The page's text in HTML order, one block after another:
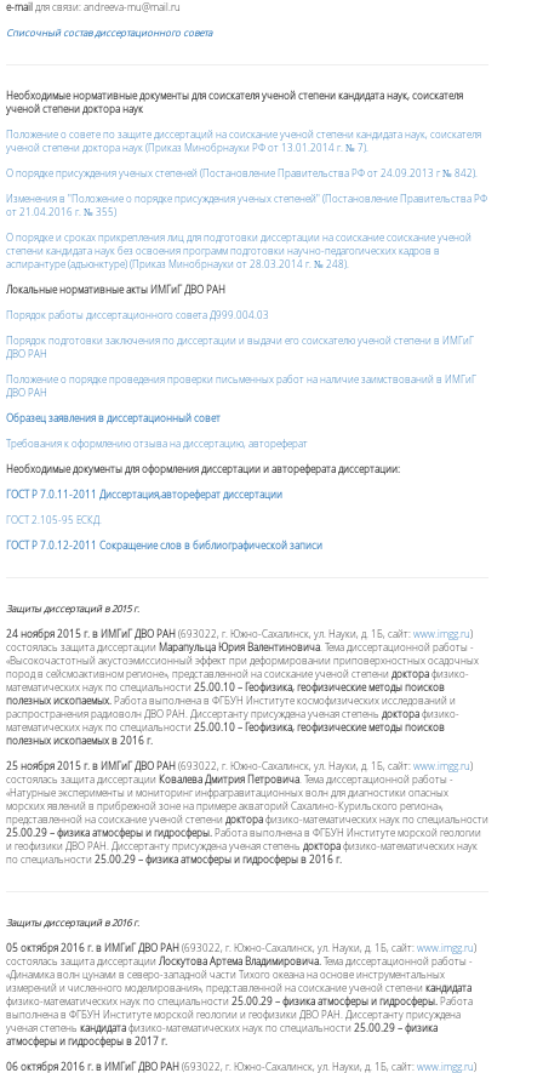
e-mail для связи: andreeva-mu@mail.ru
Списочный состав диссертационного совета
Необходимые нормативные документы для соискателя ученой степени кандидата наук, соискателя
ученой степени доктора наук
Положение о совете по защите диссертаций на соискание ученой степени кандидата наук, соискателя
ученой степени доктора наук (Приказ Минобрнауки РФ от 13.01.2014 г. № 7).
О порядке присуждения ученых степеней (Постановление Правительства РФ от 24.09.2013 г № 842).
Изменения в "Положение о порядке присуждения ученых степеней" (Постановление Правительства РФ
от 21.04.2016 г. № 355)
О порядке и сроках прикрепления лиц для подготовки диссертации на соискание соискание ученой
степени кандидата наук без освоения программ подготовки научно-педагогических кадров в
аспирантуре (адъюнктуре) (Приказ Минобрнауки от 28.03.2014 г. № 248).
Локальные нормативные акты ИМГиГ ДВО РАН
Порядок работы диссертационного совета Д999.004.03
Порядок подготовки заключения по диссертации и выдачи его соискателю ученой степени в ИМГиГ
ДВО РАН
Положение о порядке проведения проверки письменных работ на наличие заимствований в ИМГиГ
ДВО РАН
Образец заявления в диссертационный совет
Требования к оформлению отзыва на диссертацию, автореферат
Необходимые документы для оформления диссертации и автореферата диссертации:
ГОСТ Р 7.0.11-2011 Диссертация,автореферат диссертации
ГОСТ 2.105-95 ЕСКД.
ГОСТ Р 7.0.12-2011 Сокращение слов в библиографической записи
Защиты диссертаций в 2015 г.
24 ноября 2015 г. в ИМГиГ ДВО РАН (693022, г. Южно-Сахалинск, ул. Науки, д. 1Б, сайт: www.imgg.ru)
состоялась защита диссертации Марапульца Юрия Валентиновича. Тема диссертационной работы -
«Высокочастотный акустоэмиссионный эффект при деформировании приповерхностных осадочных
пород в сейсмоактивном регионе», представленной на соискание ученой степени доктора физико-
математических наук по специальности 25.00.10 – Геофизика, геофизические методы поисков
полезных ископаемых. Работа выполнена в ФГБУН Институте космофизических исследований и
распространения радиоволн ДВО РАН. Диссертанту присуждена ученая степень доктора физико-
математических наук по специальности 25.00.10 – Геофизика, геофизические методы поисков
полезных ископаемых в 2016 г.
25 ноября 2015 г. в ИМГиГ ДВО РАН (693022, г. Южно-Сахалинск, ул. Науки, д. 1Б, сайт: www.imgg.ru)
состоялась защита диссертации Ковалева Дмитрия Петровича. Тема диссертационной работы -
«Натурные эксперименты и мониторинг инфрагравитационных волн для диагностики опасных
морских явлений в прибрежной зоне на примере акваторий Сахалино-Курильского региона»,
представленной на соискание ученой степени доктора физико-математических наук по специальности
25.00.29 – физика атмосферы и гидросферы. Работа выполнена в ФГБУН Институте морской геологии
и геофизики ДВО РАН. Диссертанту присуждена ученая степень доктора физико-математических наук
по специальности 25.00.29 – физика атмосферы и гидросферы в 2016 г.
Защиты диссертаций в 2016 г.
05 октября 2016 г. в ИМГиГ ДВО РАН (693022, г. Южно-Сахалинск, ул. Науки, д. 1Б, сайт: www.imgg.ru)
состоялась защита диссертации Лоскутова Артема Владимировича. Тема диссертационной работы -
«Динамика волн цунами в северо-западной части Тихого океана на основе инструментальных
измерений и численного моделирования», представленной на соискание ученой степени кандидата
физико-математических наук по специальности 25.00.29 – физика атмосферы и гидросферы. Работа
выполнена в ФГБУН Институте морской геологии и геофизики ДВО РАН. Диссертанту присуждена
ученая степень кандидата физико-математических наук по специальности 25.00.29 – физика
атмосферы и гидросферы в 2017 г.
06 октября 2016 г. в ИМГиГ ДВО РАН (693022, г. Южно-Сахалинск, ул. Науки, д. 1Б, сайт: www.imgg.ru)